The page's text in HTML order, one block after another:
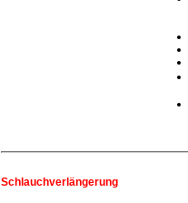
Schlauchverlängerung